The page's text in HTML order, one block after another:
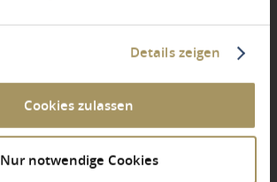
Details zeigen
Cookies zulassen
Nur notwendige Cookies